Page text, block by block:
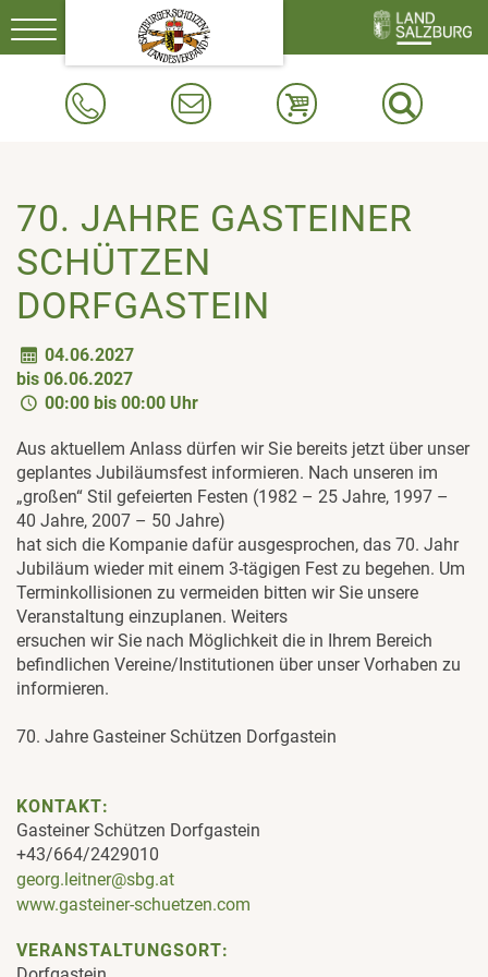
Toggle
navigation
70. JAHRE GASTEINER
SCHÜTZEN
DORFGASTEIN
04.06.2027
bis 06.06.2027
00:00 bis 00:00 Uhr
Aus aktuellem Anlass dürfen wir Sie bereits jetzt über unser
geplantes Jubiläumsfest informieren. Nach unseren im
„großen“ Stil gefeierten Festen (1982 – 25 Jahre, 1997 –
40 Jahre, 2007 – 50 Jahre)
hat sich die Kompanie dafür ausgesprochen, das 70. Jahr
Jubiläum wieder mit einem 3-tägigen Fest zu begehen. Um
Terminkollisionen zu vermeiden bitten wir Sie unsere
Veranstaltung einzuplanen. Weiters
ersuchen wir Sie nach Möglichkeit die in Ihrem Bereich
befindlichen Vereine/Institutionen über unser Vorhaben zu
informieren.
70. Jahre Gasteiner Schützen Dorfgastein
KONTAKT:
Gasteiner Schützen Dorfgastein
+43/664/2429010
georg.leitner@sbg.at
www.gasteiner-schuetzen.com
VERANSTALTUNGSORT: